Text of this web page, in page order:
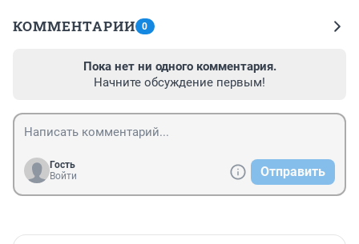
КОММЕНТАРИИ 0
Пока нет ни одного комментария.
Начните обсуждение первым!
Гость
Войти
Отправить